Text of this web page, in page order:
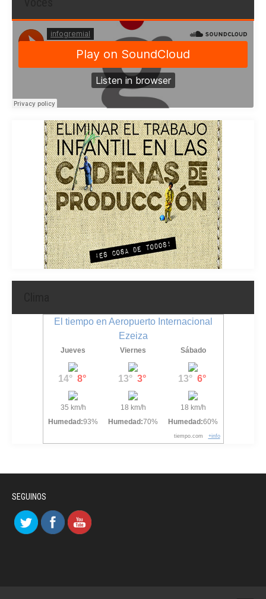
El tiempo en Aeropuerto Internacional
Ezeiza
Jueves
14° 8°
35 km/h
Humedad:93%
Viernes
13° 3°
18 km/h
Humedad:70%
Sábado
13° 6°
18 km/h
Humedad:60%
tiempo.com +info
SEGUINOS